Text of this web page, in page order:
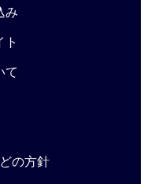
み
ト
て
の方針